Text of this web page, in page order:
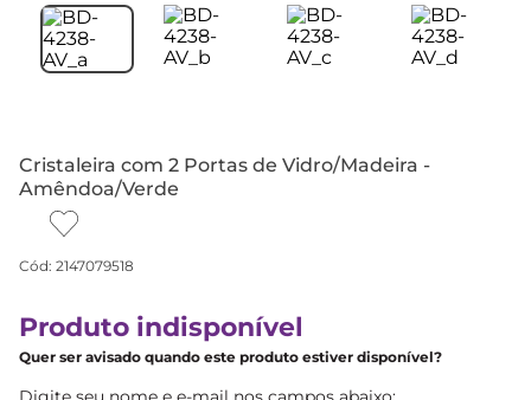
Cristaleira com 2 Portas de Vidro/Madeira -
Amêndoa/Verde
Cód: 2147079518
Produto indisponível
Quer ser avisado quando este produto estiver disponível?